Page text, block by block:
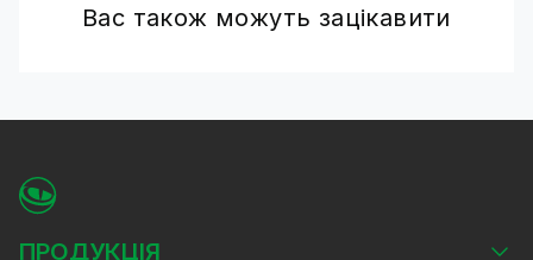
Вас також можуть зацікавити
ПРОДУКЦІЯ